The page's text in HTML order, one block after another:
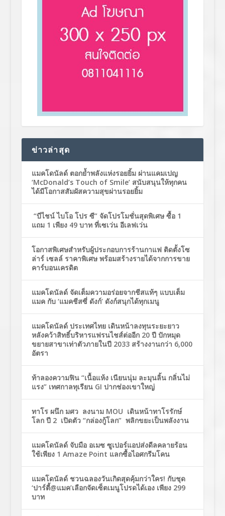
ข่าวล่าสุด
แมคโดนัลด์ ตอกย้ำพลังแห่งรอยยิ้ม ผ่านแคมเปญ
‘McDonald’s Touch of Smile’ สนับสนุนให้ทุกคน
ได้มีโอกาสสัมผัสความสุขผ่านรอยยิ้ม
“บีไชน์ ไบโอ โปร ซี” จัดโปรโมชั่นสุดพิเศษ ซื้อ 1
แถม 1 เพียง 49 บาท ที่เซเว่น อีเลฟเว่น
โอกาสพิเศษสำหรับผู้ประกอบการร้านกาแฟ ติดตั้งโซ
ล่าร์ เซลล์ ราคาพิเศษ พร้อมสร้างรายได้จากการขาย
คาร์บอนเครดิต
แมคโดนัลด์ จัดเต็มความอร่อยจากชีสแท้ๆ แบบเต็ม
แมค กับ ‘แมคชีสซี่ ดังก์’ ดังก์สนุกได้ทุกเมนู
แมคโดนัลด์ ประเทศไทย เดินหน้าลงทุนระยะยาว
หลังคว้าสิทธิ์บริหารแฟรนไชส์ต่ออีก 20 ปี ปักหมุด
ขยายสาขาเท่าตัวภายในปี 2033 สร้างงานกว่า 6,000
อัตรา
ท้าลองความฟิน “เนื้อแห้ง เนียนนุ่ม ละมุนลิ้น กลิ่นไม่
แรง” เทศกาลทุเรียน GI ปากช่องเขาใหญ่
ทาโร ผนึก มศว ลงนาม MOU เดินหน้าทาโรรักษ์
โลก ปี 2 เปิดตัว “กล่องกู้โลก” พลิกขยะเป็นพลังงาน
แมคโดนัลด์ จับมือ อเมซ ซูเปอร์แอปส่งดีลคลายร้อน
ใช้เพียง 1 Amaze Point แลกซื้อไอศกรีมโคน
แมคโดนัลด์ ชวนฉลองวันเกิดสุดคุ้มกว่าใคร! กับชุด
‘ปาร์ตี้@แมค’เลือกจัดเซ็ตเมนูโปรดได้เอง เพียง 299
บาท